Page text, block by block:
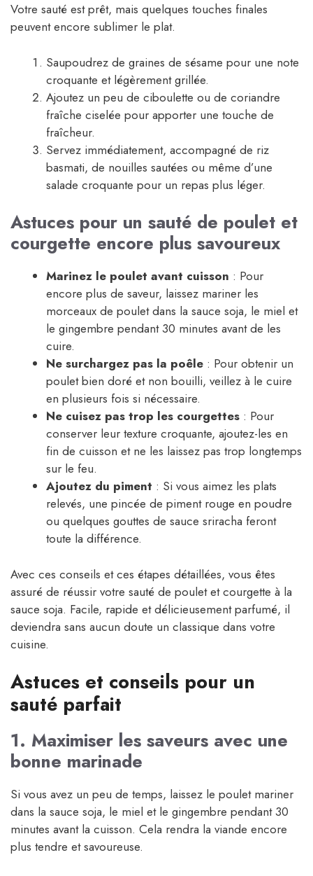
Votre sauté est prêt, mais quelques touches finales
peuvent encore sublimer le plat.
Saupoudrez de graines de sésame pour une note
croquante et légèrement grillée.
Ajoutez un peu de ciboulette ou de coriandre
fraîche ciselée pour apporter une touche de
fraîcheur.
Servez immédiatement, accompagné de riz
basmati, de nouilles sautées ou même d’une
salade croquante pour un repas plus léger.
Astuces pour un sauté de poulet et
courgette encore plus savoureux
Marinez le poulet avant cuisson : Pour
encore plus de saveur, laissez mariner les
morceaux de poulet dans la sauce soja, le miel et
le gingembre pendant 30 minutes avant de les
cuire.
Ne surchargez pas la poêle : Pour obtenir un
poulet bien doré et non bouilli, veillez à le cuire
en plusieurs fois si nécessaire.
Ne cuisez pas trop les courgettes : Pour
conserver leur texture croquante, ajoutez-les en
fin de cuisson et ne les laissez pas trop longtemps
sur le feu.
Ajoutez du piment : Si vous aimez les plats
relevés, une pincée de piment rouge en poudre
ou quelques gouttes de sauce sriracha feront
toute la différence.
Avec ces conseils et ces étapes détaillées, vous êtes
assuré de réussir votre sauté de poulet et courgette à la
sauce soja. Facile, rapide et délicieusement parfumé, il
deviendra sans aucun doute un classique dans votre
cuisine.
Astuces et conseils pour un
sauté parfait
1. Maximiser les saveurs avec une
bonne marinade
Si vous avez un peu de temps, laissez le poulet mariner
dans la sauce soja, le miel et le gingembre pendant 30
minutes avant la cuisson. Cela rendra la viande encore
plus tendre et savoureuse.